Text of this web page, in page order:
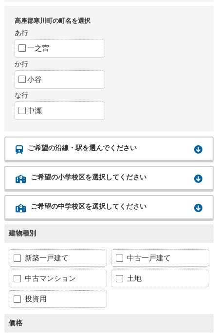
高座郡寒川町の町名を選択
あ行
一之宮
か行
小谷
な行
中瀬
ご希望の沿線・駅を選んでください
ご希望の小学校区を選択してください
ご希望の中学校区を選択してください
建物種別
新築一戸建て 中古一戸建て
中古マンション 土地
投資用
価格